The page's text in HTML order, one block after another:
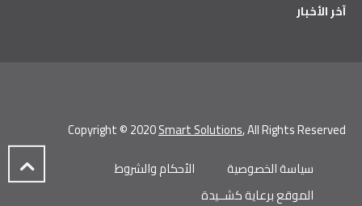
آخر الأخبار
Copyright © 2020Smart Solutions, All Rights Reserved
سياسة الخصوصية
الأحكام والشروط
الموقع برعاية كشــيدة